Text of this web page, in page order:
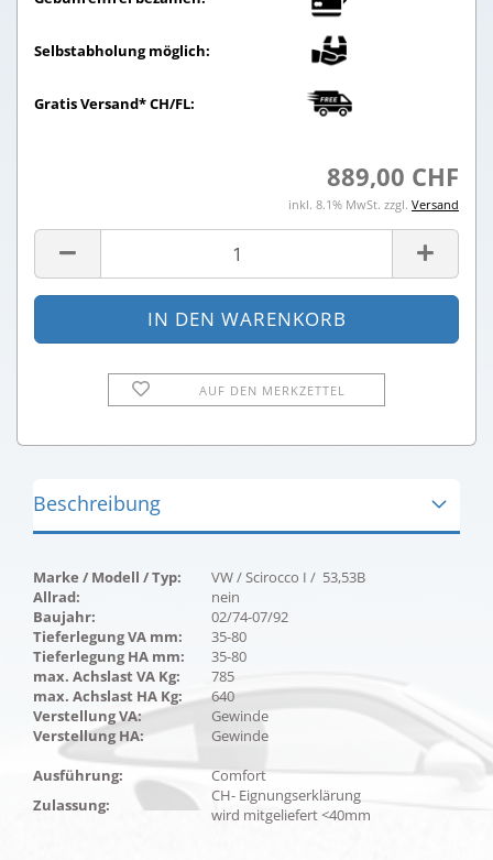
Selbstabholung möglich:
Gratis Versand* CH/FL:
889,00 CHF
inkl. 8.1% MwSt. zzgl. Versand
AUF DEN MERKZETTEL
Beschreibung
Marke / Modell / Typ:
VW / Scirocco I / 53,53B
Allrad:
nein
Baujahr:
02/74-07/92
Tieferlegung VA mm:
35-80
Tieferlegung HA mm:
35-80
max. Achslast VA Kg:
785
max. Achslast HA Kg:
640
Verstellung VA:
Gewinde
Verstellung HA:
Gewinde
Ausführung:
Comfort
Zulassung:
CH- Eignungserklärung
wird mitgeliefert <40mm